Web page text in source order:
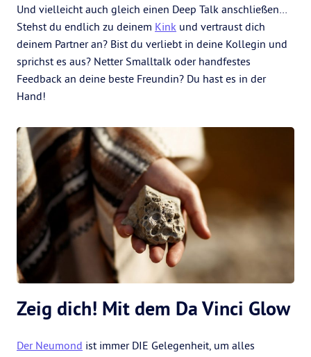
Und vielleicht auch gleich einen Deep Talk anschließen…
Stehst du endlich zu deinem Kink und vertraust dich
deinem Partner an? Bist du verliebt in deine Kollegin und
sprichst es aus? Netter Smalltalk oder handfestes
Feedback an deine beste Freundin? Du hast es in der
Hand!
Zeig dich! Mit dem Da Vinci Glow
Der Neumond ist immer DIE Gelegenheit, um alles